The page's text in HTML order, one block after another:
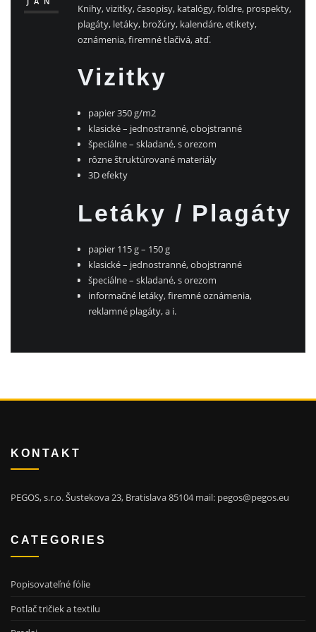
Knihy, vizitky, časopisy, katalógy, foldre, prospekty,
plagáty, letáky, brožúry, kalendáre, etikety,
oznámenia, firemné tlačivá, atď.
Vizitky
papier 350 g/m2
klasické – jednostranné, obojstranné
špeciálne – skladané, s orezom
rôzne štruktúrované materiály
3D efekty
Letáky / Plagáty
papier 115 g – 150 g
klasické – jednostranné, obojstranné
špeciálne – skladané, s orezom
informačné letáky, firemné oznámenia,
reklamné plagáty, a i.
KONTAKT
PEGOS, s.r.o. Šustekova 23, Bratislava 85104 mail: pegos@pegos.eu
CATEGORIES
Popisovateľné fólie
Potlač tričiek a textilu